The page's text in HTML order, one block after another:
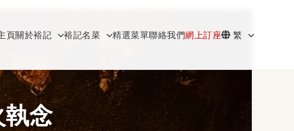
頁關於裕記 裕記名菜 精選菜單聯絡我們網上訂座 繁
念